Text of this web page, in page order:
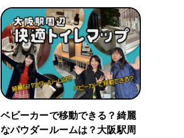
ベビーカーで移動できる？綺麗
なパウダールームは？大阪駅周